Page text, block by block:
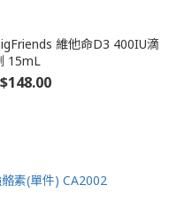
維他命D3 400IU滴
15mL